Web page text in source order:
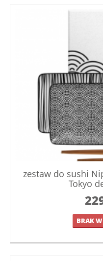
zestaw do sushi
Tokyo
BRAK